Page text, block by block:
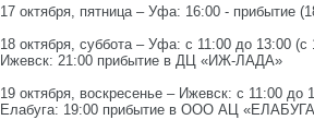
17 октября, пятница – Уфа: 16:00 -
18 октября, суббота – Уфа: с 11:00 до
Ижевск: 21:00 прибытие в ДЦ «ИЖ-ЛАДА»
19 октября, воскресенье – Ижевск: с
Елабуга: 19:00 прибытие в ООО АЦ